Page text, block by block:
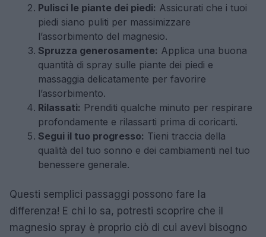
Pulisci le piante dei piedi: Assicurati che i tuoi
piedi siano puliti per massimizzare
l’assorbimento del magnesio.
Spruzza generosamente: Applica una buona
quantità di spray sulle piante dei piedi e
massaggia delicatamente per favorire
l’assorbimento.
Rilassati: Prenditi qualche minuto per respirare
profondamente e rilassarti prima di coricarti.
Segui il tuo progresso: Tieni traccia della
qualità del tuo sonno e dei cambiamenti nel tuo
benessere generale.
Questi semplici passaggi possono fare la
differenza! E chi lo sa, potresti scoprire che il
magnesio spray è proprio ciò di cui avevi bisogno